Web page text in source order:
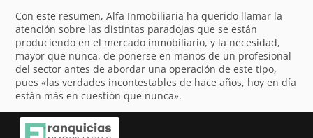
Con este resumen, Alfa Inmobiliaria ha querido llamar la
atención sobre las distintas paradojas que se están
produciendo en el mercado inmobiliario, y la necesidad,
mayor que nunca, de ponerse en manos de un profesional
del sector antes de abordar una operación de este tipo,
pues «las verdades incontestables de hace años, hoy en día
están más en cuestión que nunca».